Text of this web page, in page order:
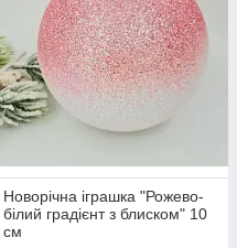
Новорічна іграшка "Рожево-
білий градієнт з блиском" 10
см